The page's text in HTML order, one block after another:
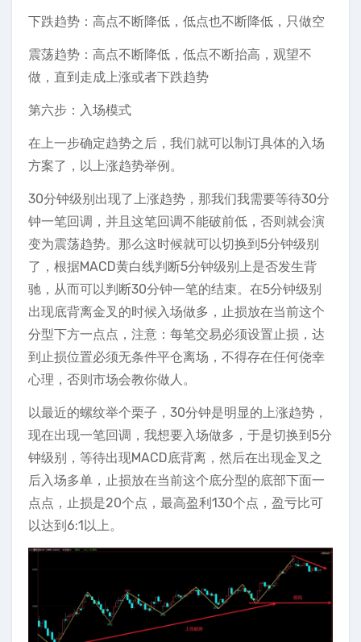
下跌趋势：高点不断降低，低点也不断降低，只做空
震荡趋势：高点不断降低，低点不断抬高，观望不
做，直到走成上涨或者下跌趋势
第六步：入场模式
在上一步确定趋势之后，我们就可以制订具体的入场
方案了，以上涨趋势举例。
30分钟级别出现了上涨趋势，那我们我需要等待30分
钟一笔回调，并且这笔回调不能破前低，否则就会演
变为震荡趋势。那么这时候就可以切换到5分钟级别
了，根据MACD黄白线判断5分钟级别上是否发生背
驰，从而可以判断30分钟一笔的结束。在5分钟级别
出现底背离金叉的时候入场做多，止损放在当前这个
分型下方一点点，注意：每笔交易必须设置止损，达
到止损位置必须无条件平仓离场，不得存在任何侥幸
心理，否则市场会教你做人。
以最近的螺纹举个栗子，30分钟是明显的上涨趋势，
现在出现一笔回调，我想要入场做多，于是切换到5分
钟级别，等待出现MACD底背离，然后在出现金叉之
后入场多单，止损放在当前这个底分型的底部下面一
点点，止损是20个点，最高盈利130个点，盈亏比可
以达到6:1以上。